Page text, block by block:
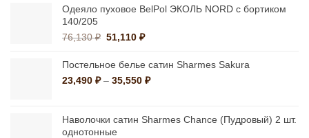
Одеяло пуховое BelPol ЭКОЛЬ NORD с бортиком
140/205
76,130₽ Первоначальная
составляла
76,130 ₽.
51,110₽Текущая
51,110 ₽.
Постельное белье сатин Sharmes Sakura
23,490 ₽ – 35,550 ₽Диапазон
–
Наволочки сатин Sharmes Chance (Пудровый) 2 шт.
однотонные